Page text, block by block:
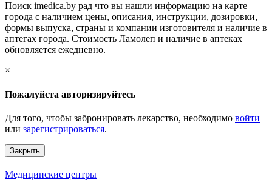
Поиск imedica.by рад что вы нашли информацию на карте
города с наличием цены, описания, инструкции, дозировки,
формы выпуска, страны и компании изготовителя и наличие в
аптегах города. Стоимость Ламолеп и наличие в аптеках
обновляется ежедневно.
×
Пожалуйста авторизируйтесь
Для того, чтобы забронировать лекарство, необходимо войти
или зарегистрироваться.
Закрыть
Медицинские центры